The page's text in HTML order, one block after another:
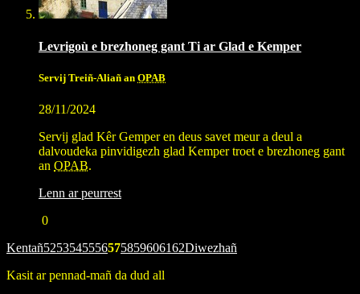
Levrigoù e brezhoneg gant Ti ar Glad e Kemper
Servij Treiñ-Aliañ an OPAB
28/11/2024
Servij glad Kêr Gemper en deus savet meur a deul a
dalvoudeka pinvidigezh glad Kemper troet e brezhoneg gant
an OPAB.
Lenn ar peurrest
0
Kentañ5253545556575859606162Diwezhañ
Kasit ar pennad-mañ da dud all